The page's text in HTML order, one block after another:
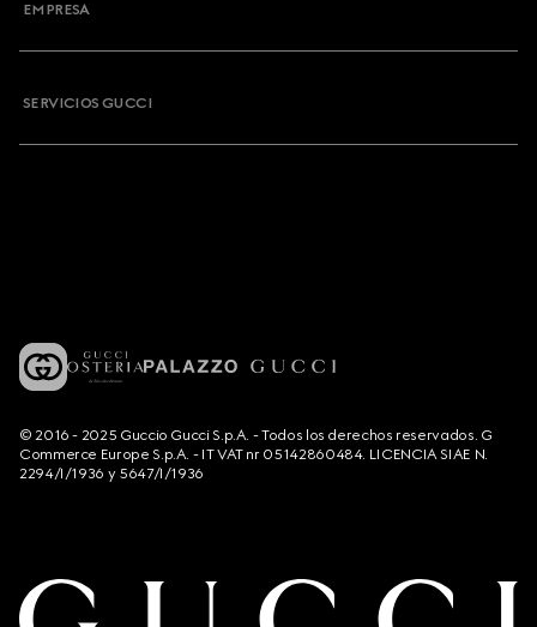
EMPRESA
SERVICIOS GUCCI
© 2016 - 2025 Guccio Gucci S.p.A. - Todos los derechos reservados. G
Commerce Europe S.p.A. - IT VAT nr 05142860484. LICENCIA SIAE N.
2294/I/1936 y 5647/I/1936